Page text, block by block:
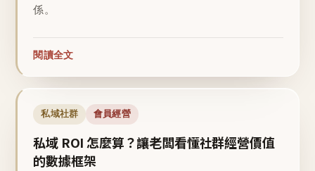
係。
閱讀全文
私域社群 會員經營
私域 ROI 怎麼算？讓老闆看懂社群經營價值
的數據框架